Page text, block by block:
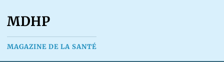
MDHP
MAGAZINE DE LA SANTÉ